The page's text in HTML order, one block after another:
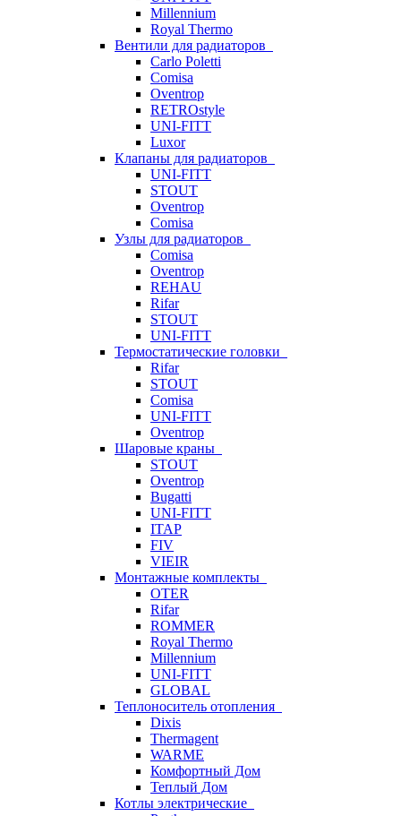
Millennium
Royal Thermo
Вентили для радиаторов
Carlo Poletti
Comisa
Oventrop
RETROstyle
UNI-FITT
Luxor
Клапаны для радиаторов
UNI-FITT
STOUT
Oventrop
Comisa
Узлы для радиаторов
Comisa
Oventrop
REHAU
Rifar
STOUT
UNI-FITT
Термостатические головки
Rifar
STOUT
Comisa
UNI-FITT
Oventrop
Шаровые краны
STOUT
Oventrop
Bugatti
UNI-FITT
ITAP
FIV
VIEIR
Монтажные комплекты
OTER
Rifar
ROMMER
Royal Thermo
Millennium
UNI-FITT
GLOBAL
Теплоноситель отопления
Dixis
Thermagent
WARME
Комфортный Дом
Теплый Дом
Котлы электрические